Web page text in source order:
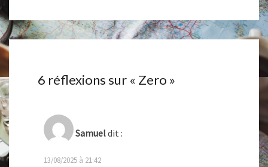
6 réflexions sur « Zero »
Samueldit :
13/08/2025 à 21:42